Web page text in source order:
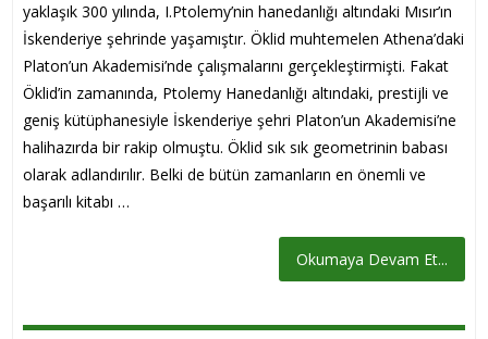
yaklaşık 300 yılında, I.Ptolemy’nin hanedanlığı altındaki Mısır’ın
İskenderiye şehrinde yaşamıştır. Öklid muhtemelen Athena’daki
Platon’un Akademisi’nde çalışmalarını gerçekleştirmişti. Fakat
Öklid’in zamanında, Ptolemy Hanedanlığı altındaki, prestijli ve
geniş kütüphanesiyle İskenderiye şehri Platon’un Akademisi’ne
halihazırda bir rakip olmuştu. Öklid sık sık geometrinin babası
olarak adlandırılır. Belki de bütün zamanların en önemli ve
başarılı kitabı …
Okumaya Devam Et...